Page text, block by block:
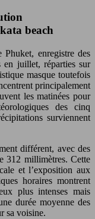
beach
enregistre des
en juillet, réparties sur
masque toutefois
principalement
les matinées pour
des cinq
surviennent
différent, avec des
312 millimètres. Cette
et l’exposition aux
horaires montrent
plus intenses mais
durée moyenne des
sa voisine.